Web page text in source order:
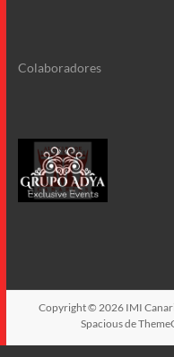
Colaboradores
Copyright © 2026 IMI
Spaciousde